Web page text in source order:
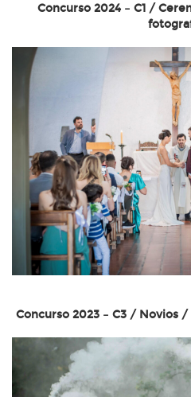
Concurso 2024 – C1 /
Concurso 2023 – C3 / Novios